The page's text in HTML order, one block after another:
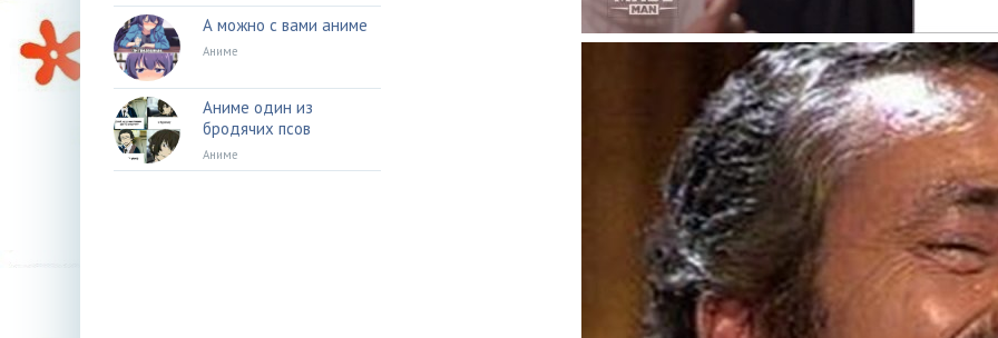
А можно с вами аниме
Аниме
Аниме один из
бродячих псов
Аниме